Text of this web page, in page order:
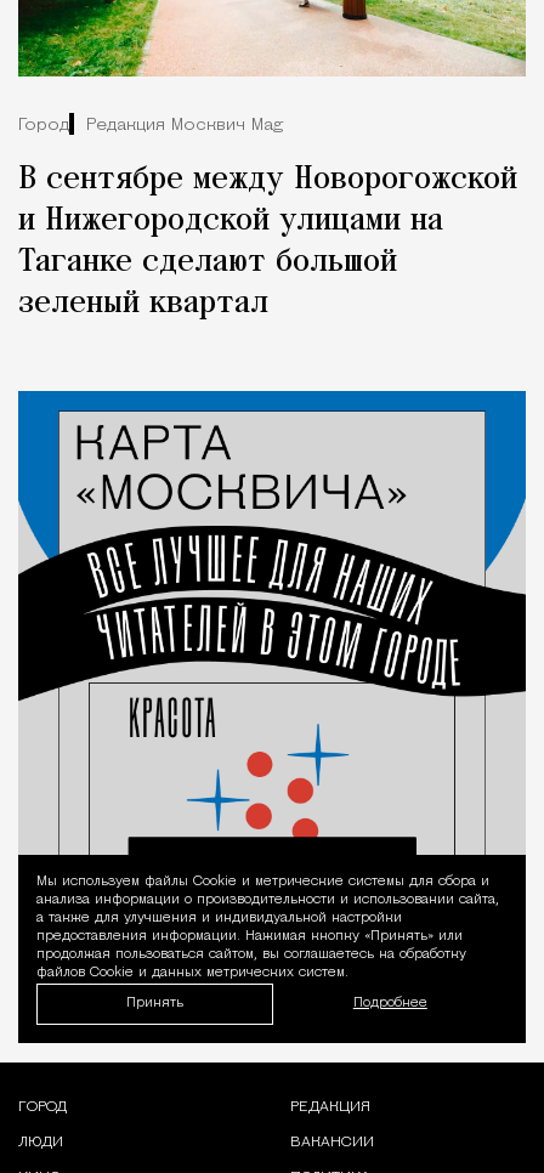
Город Редакция Москвич Mag
В сентябре между Новорогожской
и Нижегородской улицами на
Таганке сделают большой
зеленый квартал
Уведомление
Мы используем файлы Сookie и метрические системы для сбора и
анализа информации о производительности и использовании сайта,
а также для улучшения и индивидуальной настройки
предоставления информации. Нажимая кнопку «Принять» или
продолжая пользоваться сайтом, вы соглашаетесь на обработку
файлов Cookie и данных метрических систем.
Принять Подробнее
ГОРОД
ЛЮДИ
РЕДАКЦИЯ
ВАКАНСИИ